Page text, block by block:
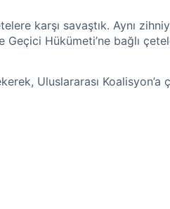
karşı savaştık. Aynı
Hükümeti’ne bağlı
Uluslararası Koalisyon’a